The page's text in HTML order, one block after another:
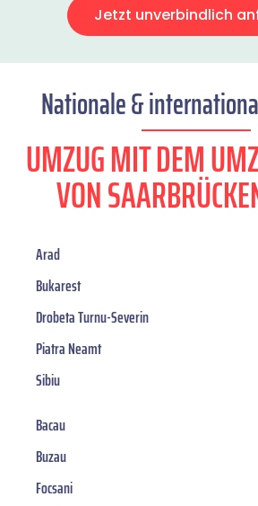
Jetzt unverbindlich
Nationale &
UMZUG MIT DEM
VON
Arad
Bukarest
Drobeta Turnu-Severin
Piatra Neamt
Sibiu
Bacau
Buzau
Focsani